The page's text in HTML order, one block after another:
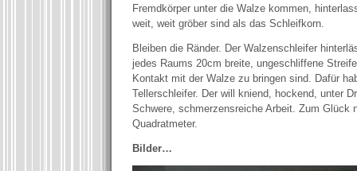
Fremdkörper unter die Walze kommen,
weit, weit gröber sind als das Schleifkorn.
Bleiben die Ränder. Der Walzenschleifer
jedes Raums 20cm breite, ungeschliffene
Kontakt mit der Walze zu bringen sind. Dafür
Tellerschleifer. Der will kniend, hockend, unter
Schwere, schmerzensreiche Arbeit. Zum Glück
Quadratmeter.
Bilder…